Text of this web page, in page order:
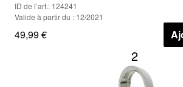
ID de l’art.: 124241
Valide à partir du : 12/2021
49,99 €
2